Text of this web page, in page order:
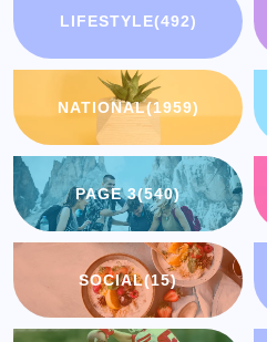
LIFESTYLE(492)
NATIONAL(1959)
PAGE 3(540)
SOCIAL(15)